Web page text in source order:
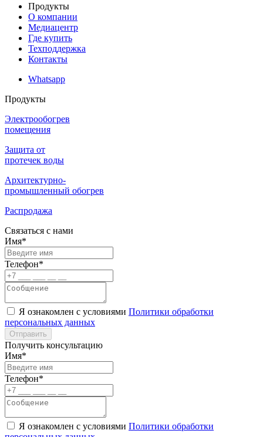
Продукты
О компании
Медиацентр
Где купить
Техподдержка
Контакты
Whatsapp
Продукты
Электрообогрев
помещения
Защита от
протечек воды
Архитектурно-
промышленный обогрев
Распродажа
Связаться с нами
Имя*
Телефон*
Я ознакомлен с условиями Политики обработки
персональных данных
Отправить
Получить консультацию
Имя*
Телефон*
Я ознакомлен с условиями Политики обработки